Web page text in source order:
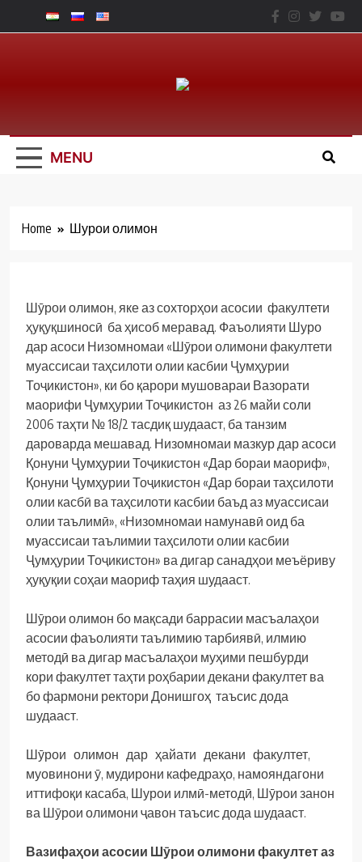
to
Юридический
Факальтет – ТНУ
MENU
Home Шурои олимон
Шӯрои олимон, яке аз сохторҳои асосии факултети
ҳуқуқшиносӣ ба ҳисоб меравад. Фаъолияти Шуро
дар асоси Низомномаи «Шӯрои олимони факултети
муассисаи таҳсилоти олии касбии Ҷумҳурии
Тоҷикистон», ки бо қарори мушовараи Вазорати
маорифи Ҷумҳурии Тоҷикистон аз 26 майи соли
2006 таҳти № 18/2 тасдиқ шудааст, ба танзим
дароварда мешавад. Низомномаи мазкур дар асоси
Қонуни Ҷумҳурии Тоҷикистон «Дар бораи маориф»,
Қонуни Ҷумҳурии Тоҷикистон «Дар бораи таҳсилоти
олии касбӣ ва таҳсилоти касбии баъд аз муассисаи
олии таълимӣ», «Низомномаи намунавӣ оид ба
муассисаи таълимии таҳсилоти олии касбии
Ҷумҳурии Тоҷикистон» ва дигар санадҳои меъёриву
ҳуқуқии соҳаи маориф таҳия шудааст.
Шӯрои олимон бо мақсади баррасии масъалаҳои
асосии фаъолияти таълимию тарбиявӣ, илмию
методӣ ва дигар масъалаҳои муҳими пешбурди
кори факултет таҳти роҳбарии декани факултет ва
бо фармони ректори Донишгоҳ таъсис дода
шудааст.
Шӯрои олимон дар ҳайати декани факултет,
муовинони ӯ, мудирони кафедраҳо, намояндагони
иттифоқи касаба, Шурои илмӣ-методӣ, Шӯрои занон
ва Шӯрои олимони ҷавон таъсис дода шудааст.
Вазифаҳои асосии Шӯрои олимони факултет аз